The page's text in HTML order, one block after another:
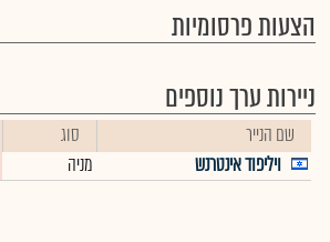
הצעות פרסומיות
ניירות ערך נוספים
שם הנייר סוג
ויליפוד אינטרנש
מניה